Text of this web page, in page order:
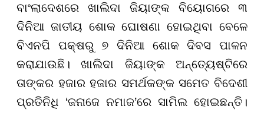
ବାଂଲାଦେଶରେ ଖାଲିଦା ଜିୟାଙ୍କ ବିୟୋଗରେ ୩
ଦିନିଆ ଜାତୀୟ ଶୋକ ଘୋଷଣା ହୋଇଥିବା ବେଳେ
ବିଏନପି ପକ୍ଷରୁ ୭ ଦିନିଆ ଶୋକ ଦିବସ ପାଳନ
କରାଯାଉଛି। ଖାଲିଦା ଜିୟାଙ୍କ ଅନ୍ତ୍ୟେଷ୍ଟିରେ
ତାଙ୍କର ହଜାର ହଜାର ସମର୍ଥକଙ୍କ ସମେତ ବିଦେଶୀ
ପ୍ରତିନିଧି ‘ଜନାଜେ ନମାଜ’ରେ ସାମିଲ ହୋଇଛନ୍ତି।